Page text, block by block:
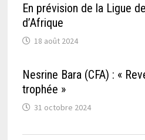
En prévision de la Ligue
d’Afrique
18 août 2024
Nesrine Bara (CFA) : «
trophée »
31 octobre 2024